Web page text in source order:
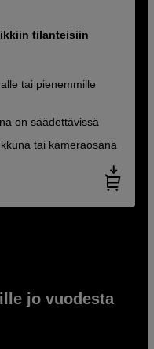
tilanteisiin
tai pienemmille
on säädettävissä
tai kameraosana
jo vuodesta